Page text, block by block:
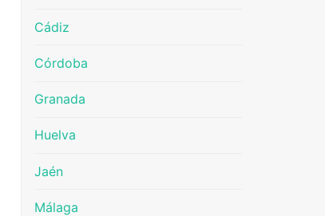
Cádiz
Córdoba
Granada
Huelva
Jaén
Málaga